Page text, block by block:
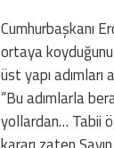
Cumhurbaşkanı
ortaya
üst yapı
“Bu adımlarla
yollardan… Tabii